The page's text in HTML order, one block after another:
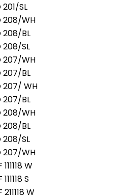
SL
208/WH
208/BL
208/SL
207/WH
207/BL
207/ WH
207/BL
208/WH
208/BL
208/SL
207/WH
W
S
W